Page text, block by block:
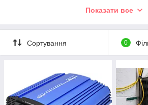
це поєднання найкращих технологій і
Чому вибирають наші
(інвертори)?
Висока надійність:
Кожен
Показати все
Сортування 0